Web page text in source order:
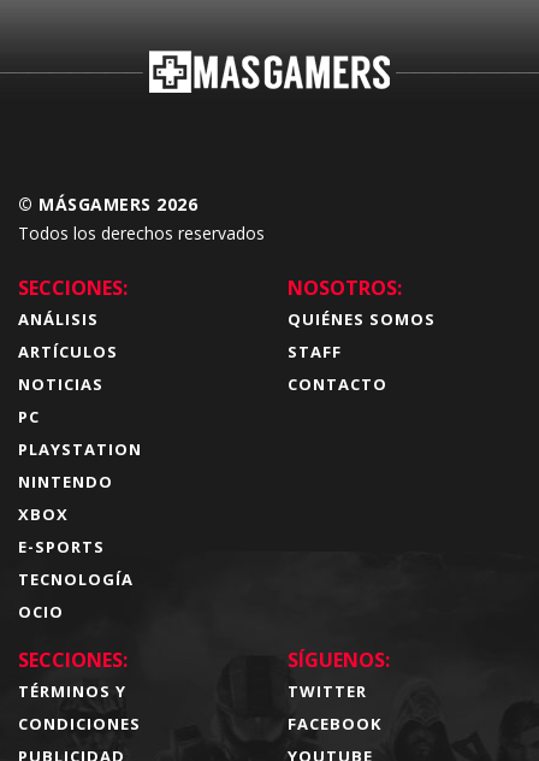
© MÁSGAMERS 2026
Todos los derechos reservados
SECCIONES:
ANÁLISIS
ARTÍCULOS
NOTICIAS
PC
PLAYSTATION
NINTENDO
XBOX
E-SPORTS
TECNOLOGÍA
OCIO
NOSOTROS:
QUIÉNES SOMOS
STAFF
CONTACTO
SECCIONES:
TÉRMINOS Y
CONDICIONES
PUBLICIDAD
SÍGUENOS:
TWITTER
FACEBOOK
YOUTUBE